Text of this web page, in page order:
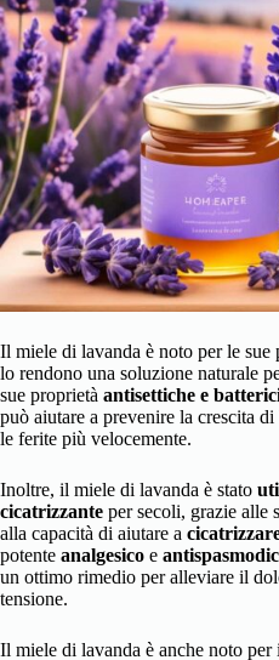
Il miele di lavanda è noto per le sue
lo rendono una soluzione naturale
sue proprietà antisettiche e
può aiutare a prevenire la crescita
le ferite più velocemente.
Inoltre, il miele di lavanda è stato
cicatrizzante per secoli, grazie alle
alla capacità di aiutare a
potente analgesico e
un ottimo rimedio per alleviare il
tensione.
Il miele di lavanda è anche noto per